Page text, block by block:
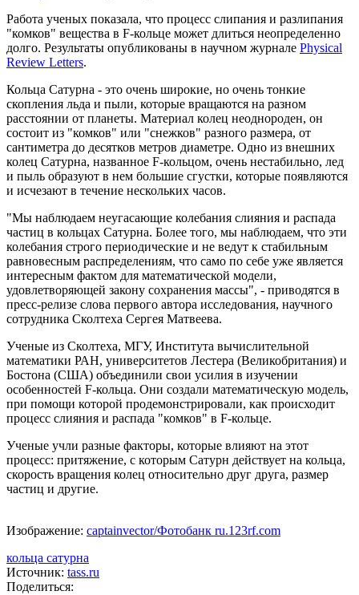
Работа ученых показала, что процесс слипания и разлипания
"комков" вещества в F-кольце может длиться неопределенно
долго. Результаты опубликованы в научном журнале Physical
Review Letters.
Кольца Сатурна - это очень широкие, но очень тонкие
скопления льда и пыли, которые вращаются на разном
расстоянии от планеты. Материал колец неоднороден, он
состоит из "комков" или "снежков" разного размера, от
сантиметра до десятков метров диаметре. Одно из внешних
колец Сатурна, названное F-кольцом, очень нестабильно, лед
и пыль образуют в нем большие сгустки, которые появляются
и исчезают в течение нескольких часов.
"Мы наблюдаем неугасающие колебания слияния и распада
частиц в кольцах Сатурна. Более того, мы наблюдаем, что эти
колебания строго периодические и не ведут к стабильным
равновесным распределениям, что само по себе уже является
интересным фактом для математической модели,
удовлетворяющей закону сохранения массы", - приводятся в
пресс-релизе слова первого автора исследования, научного
сотрудника Сколтеха Сергея Матвеева.
Ученые из Сколтеха, МГУ, Института вычислительной
математики РАН, университетов Лестера (Великобритания) и
Бостона (США) объединили свои усилия в изучении
особенностей F-кольца. Они создали математическую модель,
при помощи которой продемонстрировали, как происходит
процесс слияния и распада "комков" в F-кольце.
Ученые учли разные факторы, которые влияют на этот
процесс: притяжение, с которым Сатурн действует на кольца,
скорость вращения колец относительно друг друга, размер
частиц и другие.
Изображение: captainvector/Фотобанк ru.123rf.com
кольца сатурна
Источник: tass.ru
Поделиться: